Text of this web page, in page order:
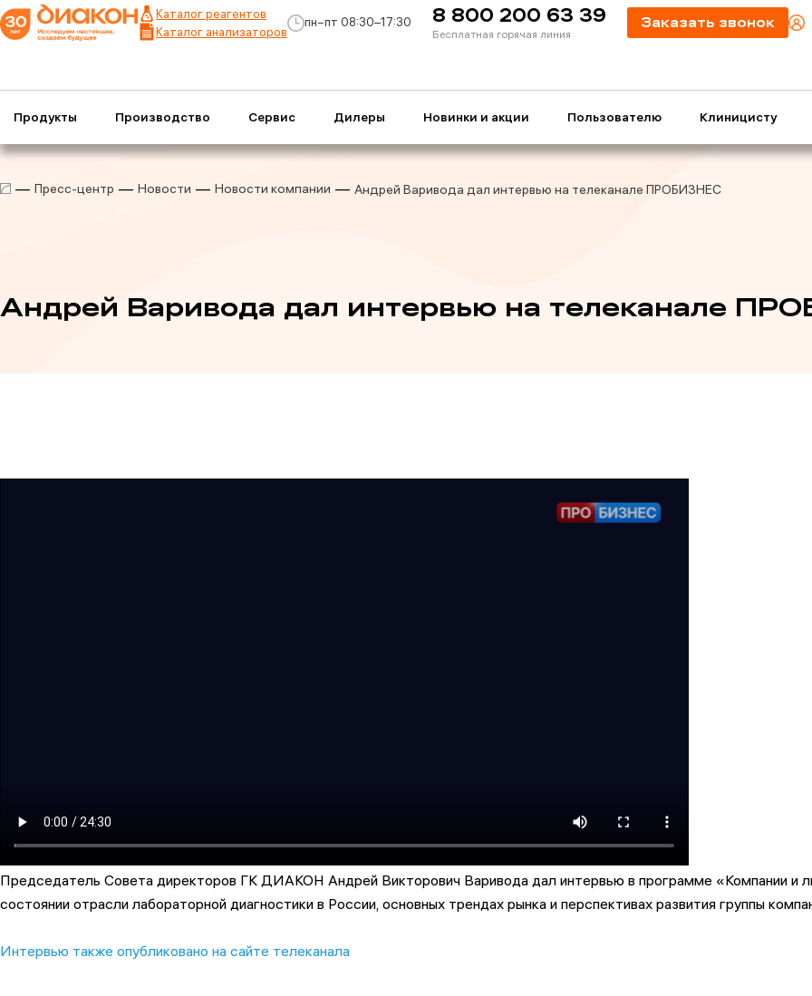
Каталог реагентов
Каталог анализаторов
пн−пт 08:30–17:30 8 800 200 63 39
Бесплатная горячая линия
Заказать звонок
Продукты Производство Сервис Дилеры Новинки и акции Пользователю Клиницисту
Пресс-центр Новости Новости компании Андрей Варивода дал интервью на телеканале ПРОБИЗНЕС
Андрей Варивода дал интервью на телеканале
Председатель Совета директоров ГК ДИАКОН Андрей Викторович Варивода дал интервью в программе «Компании
состоянии отрасли лабораторной диагностики в России, основных трендах рынка и перспективах развития группы
Интервью также опубликовано на сайте телеканала